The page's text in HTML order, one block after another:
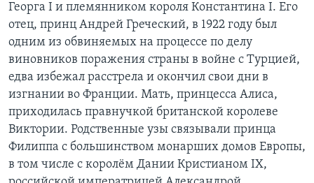
Георга I и племянником короля Константина I. Его
отец, принц Андрей Греческий, в 1922 году был
одним из обвиняемых на процессе по делу
виновников поражения страны в войне с Турцией,
едва избежал расстрела и окончил свои дни в
изгнании во Франции. Мать, принцесса Алиса,
приходилась правнучкой британской королеве
Виктории. Родственные узы связывали принца
Филиппа с большинством монарших домов Европы,
в том числе с королём Дании Кристианом IX,